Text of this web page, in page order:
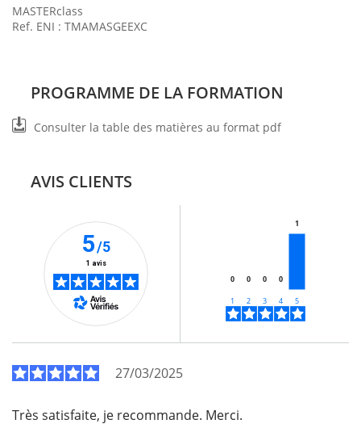
MASTERclass
Ref. ENI : TMAMASGEEXC
PROGRAMME DE LA FORMATION
Consulter la table des matières au format pdf
AVIS CLIENTS
5/5
1 avis
0 0 0 0
1
27/03/2025
Très satisfaite, je recommande. Merci.